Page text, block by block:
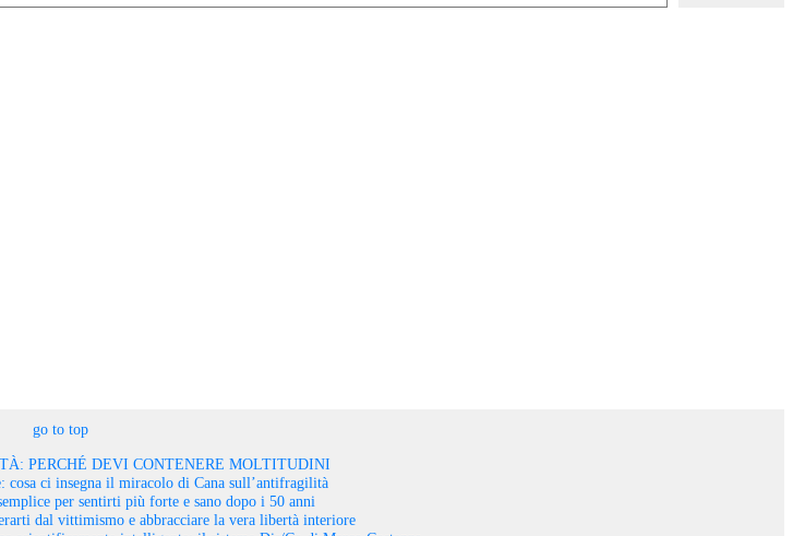
go to top
PERCHÉ DEVI CONTENERE MOLTITUDINI
ci insegna il miracolo di Cana sull’antifragilità
per sentirti più forte e sano dopo i 50 anni
dal vittimismo e abbracciare la vera libertà interiore